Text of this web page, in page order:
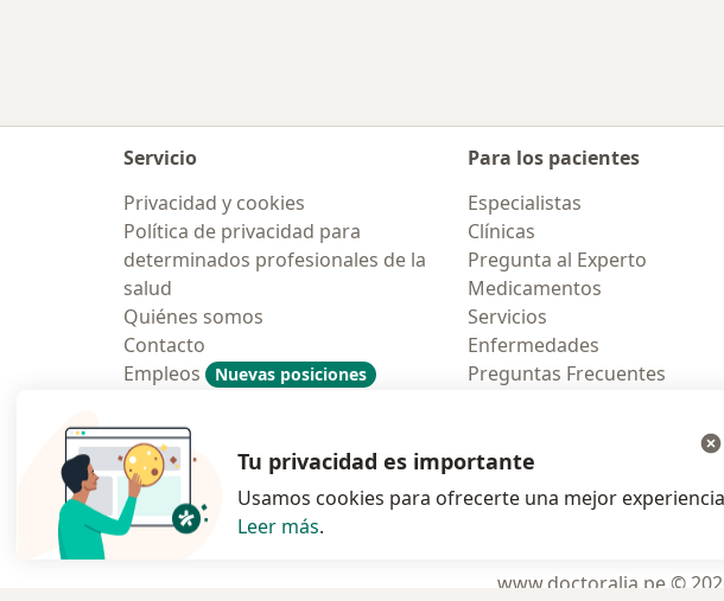
Servicio
Privacidad y cookies
Política de privacidad para
determinados profesionales de la
salud
Quiénes somos
Contacto
Empleos
Nuevas posiciones
Contratación
Para los pacientes
Especialistas
Clínicas
Pregunta al Experto
Medicamentos
Servicios
Enfermedades
Preguntas Frecuentes
Polska se abre en una nueva
se abre en una
www.doctoralia.pe ©
Tu privacidad es importante
Usamos cookies para ofrecerte una mejor
Leer más.